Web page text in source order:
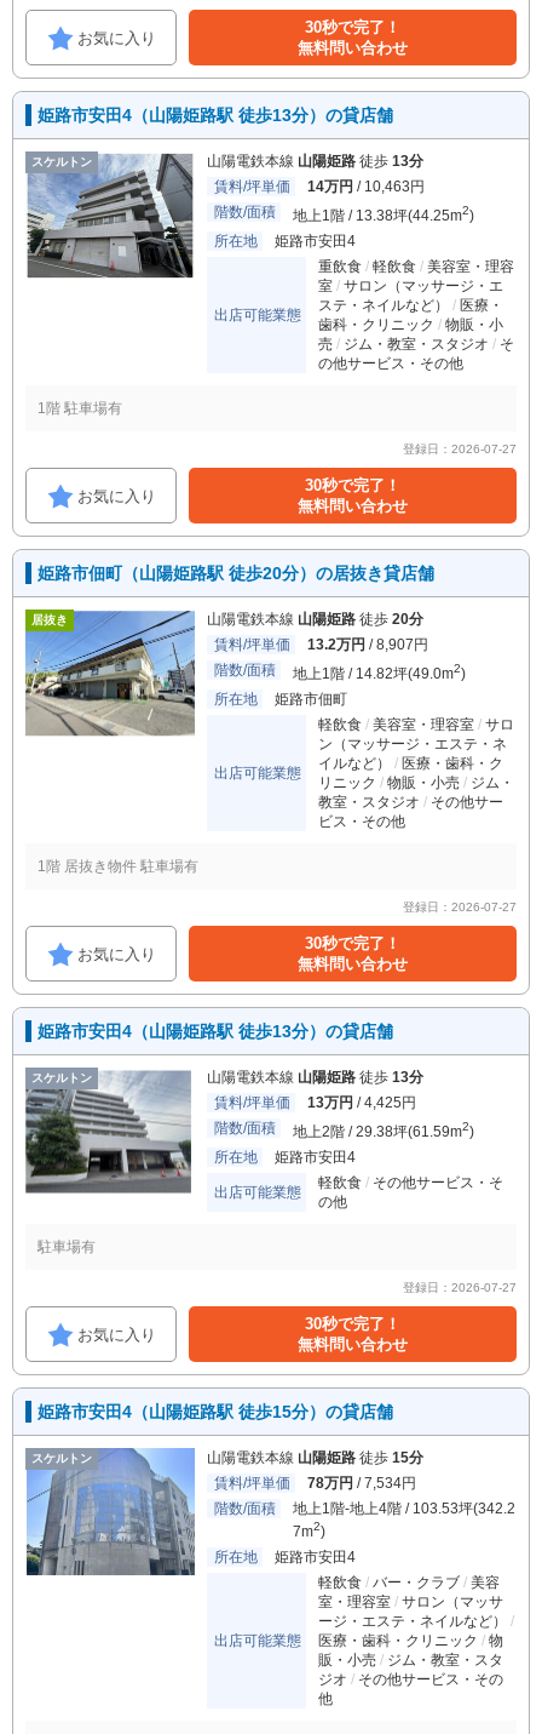
お気に入り
30秒で完了！
無料問い合わせ
姫路市安田4（山陽姫路駅 徒歩13分）の貸店舗
スケルトン 山陽電鉄本線 山陽姫路 徒歩 13分
賃料/坪単価
14万円 / 10,463円
階数/面積
地上1階 / 13.38坪(44.25m2)
所在地
姫路市安田4
出店可能業態
重飲食 軽飲食
美容室・理容
室
サロン（マッサージ・エ
ステ・ネイルなど）
医療・
歯科・クリニック
物販・小
売
ジム・教室・スタジオ
そ
の他サービス・その他
1階 駐車場有
登録日：2026-07-27
お気に入り
30秒で完了！
無料問い合わせ
姫路市佃町（山陽姫路駅 徒歩20分）の居抜き貸店舗
居抜き 山陽電鉄本線 山陽姫路 徒歩 20分
賃料/坪単価
13.2万円 / 8,907円
階数/面積
地上1階 / 14.82坪(49.0m2)
所在地
姫路市佃町
出店可能業態
軽飲食 美容室・理容室
サロ
ン（マッサージ・エステ・ネ
イルなど）
医療・歯科・ク
リニック
物販・小売
ジム・
教室・スタジオ
その他サー
ビス・その他
1階 居抜き物件 駐車場有
登録日：2026-07-27
お気に入り
30秒で完了！
無料問い合わせ
姫路市安田4（山陽姫路駅 徒歩13分）の貸店舗
スケルトン 山陽電鉄本線 山陽姫路 徒歩 13分
賃料/坪単価
13万円 / 4,425円
階数/面積
地上2階 / 29.38坪(61.59m2)
所在地
姫路市安田4
出店可能業態
軽飲食
その他サービス・そ
の他
駐車場有
登録日：2026-07-27
お気に入り
30秒で完了！
無料問い合わせ
姫路市安田4（山陽姫路駅 徒歩15分）の貸店舗
スケルトン 山陽電鉄本線 山陽姫路 徒歩 15分
賃料/坪単価
78万円 / 7,534円
階数/面積
地上1階-地上4階 / 103.53坪(342.2
7m2)
所在地
姫路市安田4
出店可能業態
軽飲食 バー・クラブ
美容
室・理容室
サロン（マッサ
ージ・エステ・ネイルなど）
医療・歯科・クリニック
物
販・小売
ジム・教室・スタ
ジオ
その他サービス・その
他